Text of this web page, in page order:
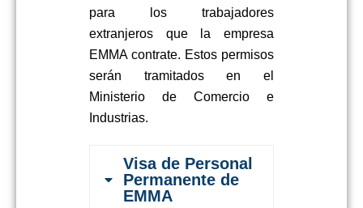
para los trabajadores
extranjeros que la empresa
EMMAcontrate. Estos permisos
serán tramitados en el
Ministerio de Comercio e
Industrias.
Visa de Personal
Permanente de
EMMA